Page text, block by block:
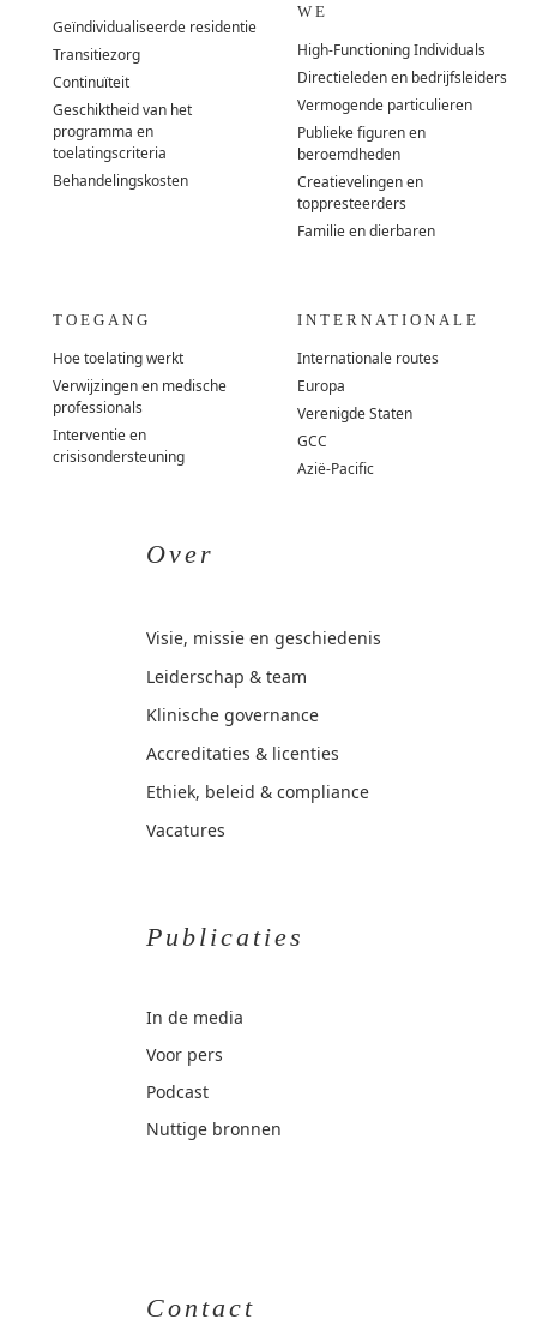
Geïndividualiseerde residentie
Transitiezorg
Continuïteit
Geschiktheid van het
programma en
toelatingscriteria
Behandelingskosten
WE
High-Functioning Individuals
Directieleden en bedrijfsleiders
Vermogende particulieren
Publieke figuren en
beroemdheden
Creatievelingen en
toppresteerders
Familie en dierbaren
TOEGANG
Hoe toelating werkt
Verwijzingen en medische
professionals
Interventie en
crisisondersteuning
INTERNATIONALE
Internationale routes
Europa
Verenigde Staten
GCC
Azië-Pacific
Over
Visie, missie en geschiedenis
Leiderschap & team
Klinische governance
Accreditaties & licenties
Ethiek, beleid & compliance
Vacatures
Publicaties
In de media
Voor pers
Podcast
Nuttige bronnen
Contact